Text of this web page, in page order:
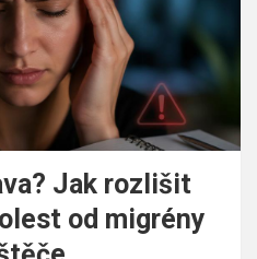
Jak rozlišit
od migrény